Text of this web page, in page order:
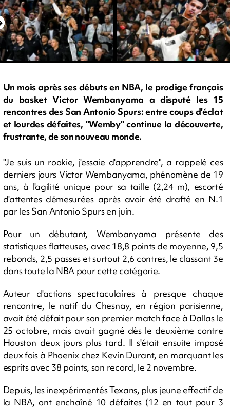
Un mois après ses débuts en NBA, le prodige français
du basket Victor Wembanyama a disputé les 15
rencontres des San Antonio Spurs: entre coups d'éclat
et lourdes défaites, "Wemby" continue la découverte,
frustrante, de son nouveau monde.
"Je suis un rookie, j'essaie d'apprendre", a rappelé ces
derniers jours Victor Wembanyama, phénomène de 19
ans, à l'agilité unique pour sa taille (2,24 m), escorté
d'attentes démesurées après avoir été drafté en N.1
par les San Antonio Spurs en juin.
Pour un débutant, Wembanyama présente des
statistiques flatteuses, avec 18,8 points de moyenne, 9,5
rebonds, 2,5 passes et surtout 2,6 contres, le classant 3e
dans toute la NBA pour cette catégorie.
Auteur d'actions spectaculaires à presque chaque
rencontre, le natif du Chesnay, en région parisienne,
avait été défait pour son premier match face à Dallas le
25 octobre, mais avait gagné dès le deuxième contre
Houston deux jours plus tard. Il s'était ensuite imposé
deux fois à Phoenix chez Kevin Durant, en marquant les
esprits avec 38 points, son record, le 2 novembre.
Depuis, les inexpérimentés Texans, plus jeune effectif de
la NBA, ont enchaîné 10 défaites (12 en tout pour 3